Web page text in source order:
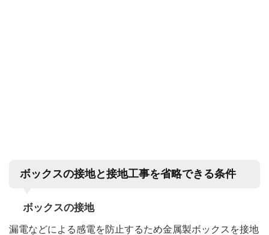
ボックスの接地と接地工事を省略できる条件
ボックスの接地
漏電などによる感電を防止するため金属製ボックスを接地